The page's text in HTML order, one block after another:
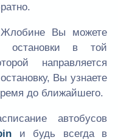
Вы можете
остановки в той
направляется
Вы узнаете
до ближайшего.
автобусов
и будь всегда в